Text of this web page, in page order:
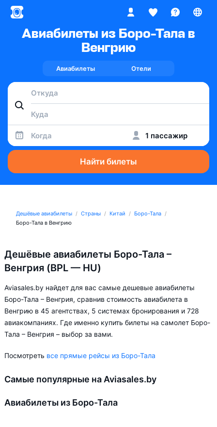
Авиабилеты из Боро-Тала в
Венгрию
Авиабилеты Отели
Когда 1 пассажир
Найти билеты
Дешёвые авиабилеты Страны Китай
Боро-Тала
Боро-Тала в Венгрию
Дешёвые авиабилеты Боро-Тала –
Венгрия (BPL — HU)
Aviasales.by найдет для вас самые дешевые авиабилеты
Боро-Тала – Венгрия, сравнив стоимость авиабилета в
Венгрию в 45 агентствах, 5 системах бронирования и 728
авиакомпаниях. Где именно купить билеты на самолет Боро-
Тала – Венгрия – выбор за вами.
Посмотреть все прямые рейсы из Боро-Тала
Самые популярные на Aviasales.by
Авиабилеты из Боро-Тала